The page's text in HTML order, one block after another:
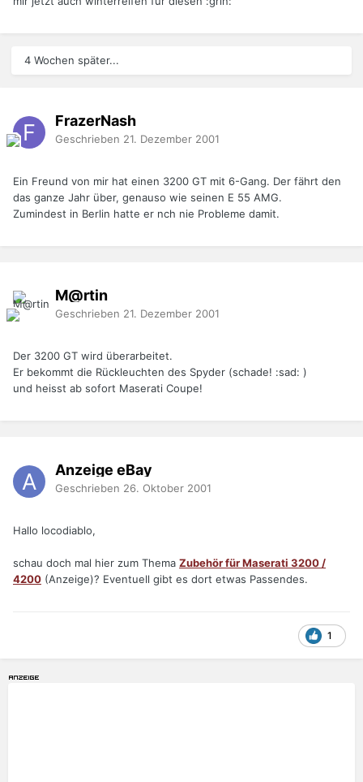
4 Wochen später...
FrazerNash
Geschrieben 21. Dezember 2001
Ein Freund von mir hat einen 3200 GT mit 6-Gang. Der fährt den
das ganze Jahr über, genauso wie seinen E 55 AMG.
Zumindest in Berlin hatte er nch nie Probleme damit.
M@rtin
Geschrieben 21. Dezember 2001
Der 3200 GT wird überarbeitet.
Er bekommt die Rückleuchten des Spyder (schade! :sad: )
und heisst ab sofort Maserati Coupe!
Anzeige eBay
Geschrieben 26. Oktober 2001
Hallo locodiablo,
schau doch mal hier zum Thema Zubehör für Maserati 3200 /
4200 (Anzeige)? Eventuell gibt es dort etwas Passendes.
1